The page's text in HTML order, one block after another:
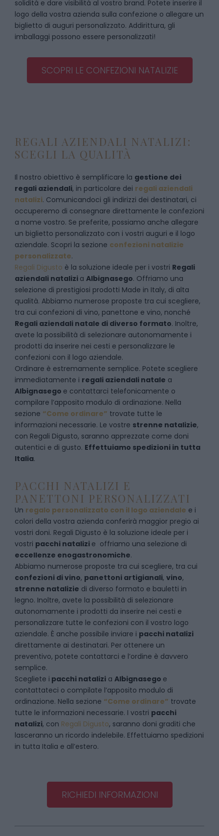
solidità e dare visibilità al vostro brand. Potete inserire il
logo della vostra azienda sulla confezione o allegare un
biglietto di auguri personalizzato. Addirittura, gli
imballaggi possono essere personalizzati!
SCOPRI LE CONFEZIONI NATALIZIE
REGALI AZIENDALI NATALIZI:
SCEGLI LA QUALITÀ
Il nostro obiettivo è semplificare la gestione dei
regali aziendali, in particolare dei regali aziendali
natalizi. Comunicandoci gli indirizzi dei destinatari, ci
occuperemo di consegnare direttamente le confezioni
a nome vostro. Se preferite, possiamo anche allegare
un biglietto personalizzato con i vostri auguri e il logo
aziendale. Scopri la sezione confezioni natalizie
personalizzate.
Regali Digusto è la soluzione ideale per i vostri Regali
aziendali natalizi a Albignasego. Offriamo una
selezione di prestigiosi prodotti Made in Italy, di alta
qualità. Abbiamo numerose proposte tra cui scegliere,
tra cui confezioni di vino, panettone e vino, nonché
Regali aziendali natale di diverso formato. Inoltre,
avete la possibilità di selezionare autonomamente i
prodotti da inserire nei cesti e personalizzare le
confezioni con il logo aziendale.
Ordinare è estremamente semplice. Potete scegliere
immediatamente i regali aziendali natale a
Albignasego e contattarci telefonicamente o
compilare l’apposito modulo di ordinazione. Nella
sezione “Come ordinare” trovate tutte le
informazioni necessarie. Le vostre strenne natalizie,
con Regali Digusto, saranno apprezzate come doni
autentici e di gusto. Effettuiamo spedizioni in tutta
Italia.
PACCHI NATALIZI E
PANETTONI PERSONALIZZATI
Un regalo personalizzato con il logo aziendale e i
colori della vostra azienda conferirà maggior pregio ai
vostri doni. Regali Digusto è la soluzione ideale per i
vostri pacchi natalizi e offriamo una selezione di
eccellenze enogastronomiche.
Abbiamo numerose proposte tra cui scegliere, tra cui
confezioni di vino, panettoni artigianali, vino,
strenne natalizie di diverso formato e bauletti in
legno. Inoltre, avete la possibilità di selezionare
autonomamente i prodotti da inserire nei cesti e
personalizzare tutte le confezioni con il vostro logo
aziendale. È anche possibile inviare i pacchi natalizi
direttamente ai destinatari. Per ottenere un
preventivo, potete contattarci e l’ordine è davvero
semplice.
Scegliete i pacchi natalizi a Albignasego e
contattateci o compilate l’apposito modulo di
ordinazione. Nella sezione “Come ordinare” trovate
tutte le informazioni necessarie. I vostri pacchi
natalizi, con Regali Digusto, saranno doni graditi che
lasceranno un ricordo indelebile. Effettuiamo spedizioni
in tutta Italia e all’estero.
RICHIEDI INFORMAZIONI